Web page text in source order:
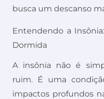
busca um descanso
Entendendo a
Dormida
A insônia não é
ruim. É uma
impactos profundos